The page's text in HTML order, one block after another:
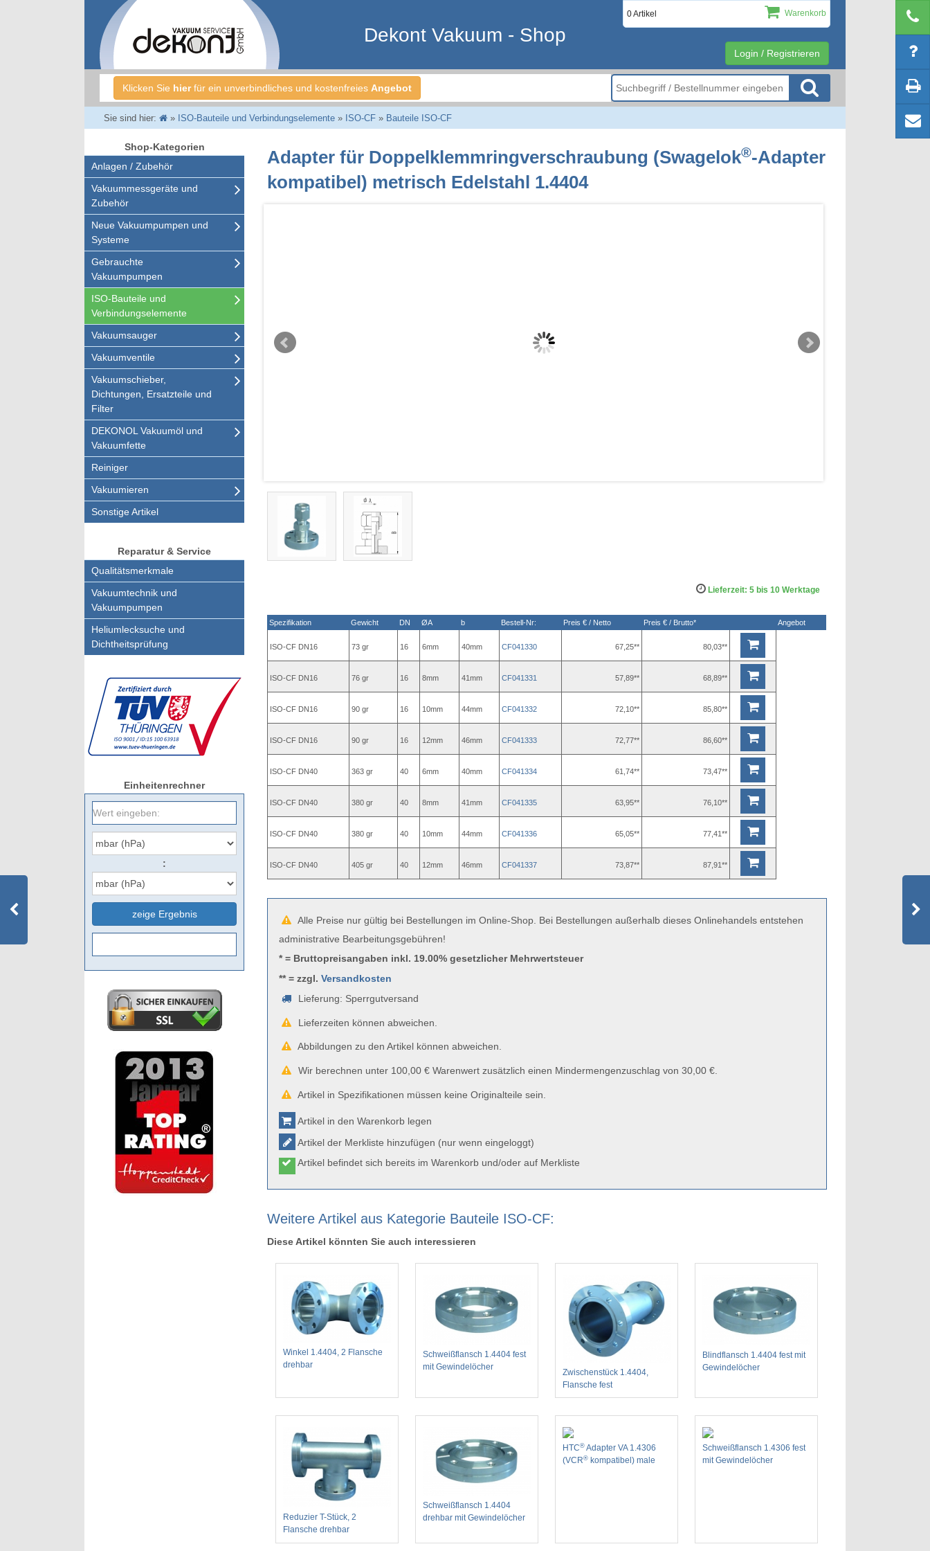
Login / Registrieren
0 Artikel Warenkorb
Dekont Vakuum - Shop
Klicken Sie hierfür ein unverbindliches und kostenfreies Angebot
Sie sind hier: » ISO-Bauteile und Verbindungselemente» ISO-CF» Bauteile ISO-CF
Shop-Kategorien
Anlagen / Zubehör
Vakuummessgeräte und
Zubehör
Neue Vakuumpumpen und
Systeme
Gebrauchte
Vakuumpumpen
ISO-Bauteile und
Verbindungselemente
Vakuumsauger
Vakuumventile
Vakuumschieber,
Dichtungen, Ersatzteile und
Filter
DEKONOL Vakuumöl und
Vakuumfette
Reiniger
Vakuumieren
Sonstige Artikel
Reparatur & Service
Qualitätsmerkmale
Vakuumtechnik und
Vakuumpumpen
Heliumlecksuche und
Dichtheitsprüfung
Einheitenrechner
:
zeige Ergebnis
Adapter für Doppelklemmringverschraubung (Swagelok®-Adapter
kompatibel) metrisch Edelstahl 1.4404
Lieferzeit: 5 bis 10 Werktage
Spezifikation Gewicht DN ØA b Bestell-Nr: Preis € / Netto Preis € / Brutto* Angebot
ISO-CF DN16 73 gr 16 6mm 40mm CF041330 67,25** 80,03**
ISO-CF DN16 76 gr 16 8mm 41mm CF041331 57,89** 68,89**
ISO-CF DN16 90 gr 16 10mm 44mm CF041332 72,10** 85,80**
ISO-CF DN16 90 gr 16 12mm 46mm CF041333 72,77** 86,60**
ISO-CF DN40 363 gr 40 6mm 40mm CF041334 61,74** 73,47**
ISO-CF DN40 380 gr 40 8mm 41mm CF041335 63,95** 76,10**
ISO-CF DN40 380 gr 40 10mm 44mm CF041336 65,05** 77,41**
ISO-CF DN40 405 gr 40 12mm 46mm CF041337 73,87** 87,91**
Alle Preise nur gültig bei Bestellungen im Online-Shop. Bei Bestellungen außerhalb dieses Onlinehandels entstehen
administrative Bearbeitungsgebühren!
* = Bruttopreisangaben inkl. 19.00% gesetzlicher Mehrwertsteuer
** = zzgl.Versandkosten
Lieferung: Sperrgutversand
Lieferzeiten können abweichen.
Abbildungen zu den Artikel können abweichen.
Wir berechnen unter 100,00 € Warenwert zusätzlich einen Mindermengenzuschlag von 30,00 €.
Artikel in Spezifikationen müssen keine Originalteile sein.
Artikel in den Warenkorb legen
Artikel der Merkliste hinzufügen (nur wenn eingeloggt)
Artikel befindet sich bereits im Warenkorb und/oder auf Merkliste
Weitere Artikel aus Kategorie Bauteile ISO-CF:
Diese Artikel könnten Sie auch interessieren
Winkel 1.4404, 2 Flansche
drehbar
Schweißflansch 1.4404 fest
mit Gewindelöcher
Zwischenstück 1.4404,
Flansche fest
Blindflansch 1.4404 fest mit
Gewindelöcher
Reduzier T-Stück, 2
Flansche drehbar
Schweißflansch 1.4404
drehbar mit Gewindelöcher
HTC® Adapter VA 1.4306
(VCR® kompatibel) male
Schweißflansch 1.4306 fest
mit Gewindelöcher